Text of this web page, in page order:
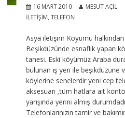
16 MART 2010 MESUT AÇIL
ILETIŞIM, TELEFON
Asya iletişim Köyümü halkından
Beşikdüzünde esnaflık yapan
tanesi. Eski köyümüz Araba
bulunan iş yeri ile beşikdüzüne
köylerine senelerdir yeni cep
aksesuarı ,tüm hatlara ait
yarışında yerini almış
Telefonlarınızın tamir ve